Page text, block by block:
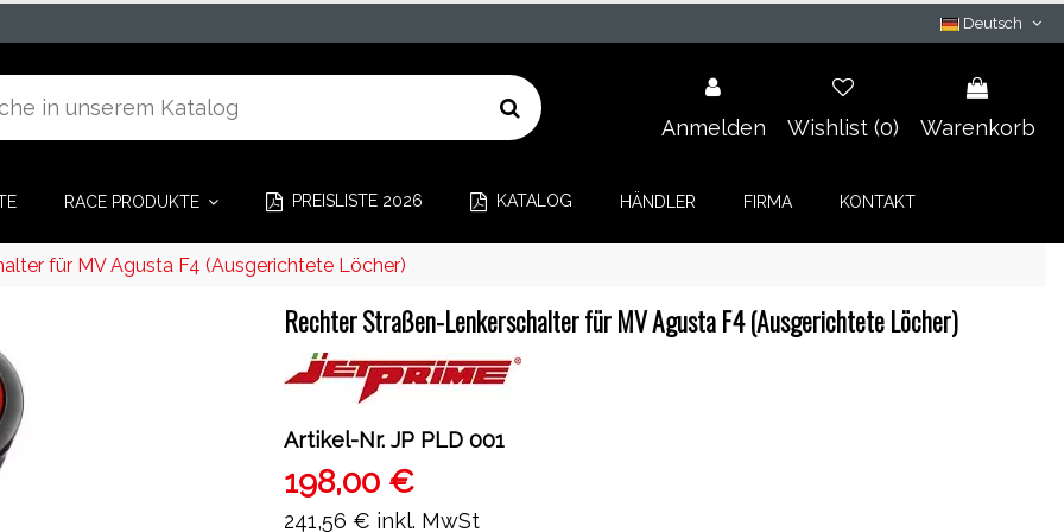
Deutsch
Anmelden Wishlist (0) Warenkorb
RACE PRODUKTE PREISLISTE 2026 KATALOG HÄNDLER FIRMA KONTAKT
für MV Agusta F4 (Ausgerichtete Löcher)
Rechter Straßen-Lenkerschalter für MV Agusta F4 (Ausgerichtete Löcher)
Artikel-Nr. JP PLD 001
198,00 €
241,56 € inkl. MwSt